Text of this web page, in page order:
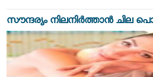
സൗന്ദര്യം നിലനിര്‍ത്താന്‍ ചില